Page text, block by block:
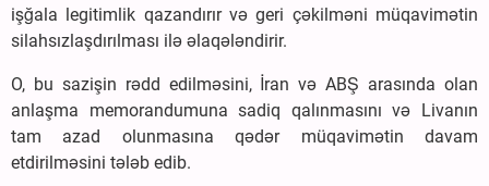
işğala legitimlik qazandırır və geri çəkilməni müqavimətin
silahsızlaşdırılması ilə əlaqələndirir.
O, bu sazişin rədd edilməsini, İran və ABŞ arasında olan
anlaşma memorandumuna sadiq qalınmasını və Livanın
tam azad olunmasına qədər müqavimətin davam
etdirilməsini tələb edib.